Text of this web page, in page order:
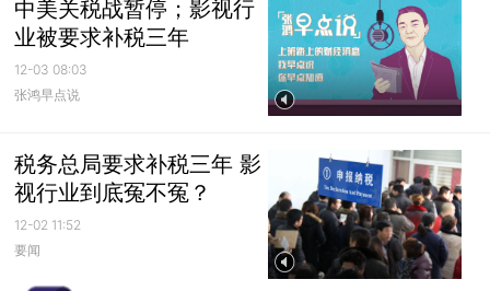
中美关税战暂停；影视行
业被要求补税三年
12-03 08:03
张鸿早点说
税务总局要求补税三年 影
视行业到底冤不冤？
12-02 11:52
要闻